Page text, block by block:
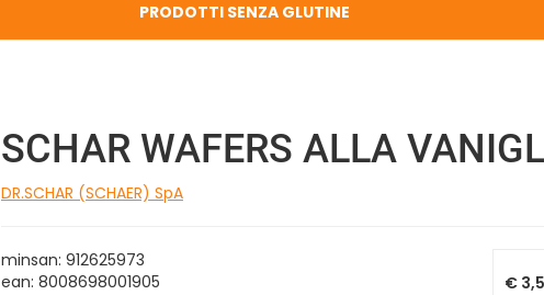
PRODOTTI SENZA GLUTINE
SCHAR WAFERS ALLA
DR.SCHAR (SCHAER) SpA
minsan: 912625973
ean: 8008698001905
€